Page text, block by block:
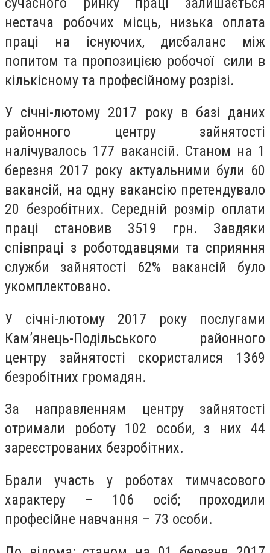
нестача робочих місць, низька оплата
праці на існуючих, дисбаланс між
попитом та пропозицією робочої сили в
кількісному та професійному розрізі.
У січні-лютому 2017 року в базі даних
районного центру зайнятості
налічувалось 177 вакансій. Станом на 1
березня 2017 року актуальними були 60
вакансій, на одну вакансію претендувало
20 безробітних. Середній розмір оплати
праці становив 3519 грн. Завдяки
співпраці з роботодавцями та сприяння
служби зайнятості 62% вакансій було
укомплектовано.
У січні-лютому 2017 року послугами
Кам’янець-Подільського районного
центру зайнятості скористалися 1369
безробітних громадян.
За направленням центру зайнятості
отримали роботу 102 особи, з них 44
зареєстрованих безробітних.
Брали участь у роботах тимчасового
характеру – 106 осіб; проходили
професійне навчання – 73 особи.